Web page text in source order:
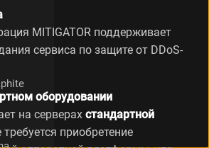
MITIGATOR поддерживает
сервиса по защите от DDoS-
оборудовании
на серверах стандартной
требуется приобретение